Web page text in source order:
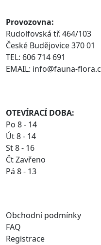
Provozovna:
Rudolfovská tř. 464/103
České Budějovice 370 01
TEL: 606 714 691
EMAIL: info@fauna-
OTEVÍRACÍ DOBA:
Po 8 - 14
Út 8 - 14
St 8 - 16
Čt Zavřeno
Pá 8 - 13
Obchodní podmínky
FAQ
Registrace